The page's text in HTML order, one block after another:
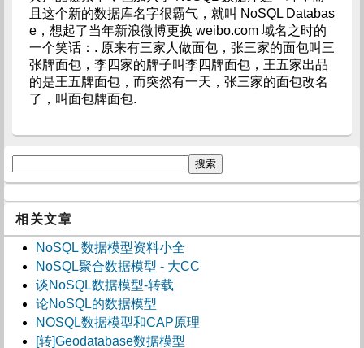
且这个新的数据库名字很霸气，就叫 NoSQL Databas
e，想起了当年新浪微博更换 weibo.com 域名之时的
一个笑话：. 原来有三家人做面包，张三家的面包叫三
张牌面包，李四家的牌子叫李四牌面包，王五家出品
的是王五牌面包，而突然有一天，张三家的面包改名
了，叫面包牌面包.
相关文章
NoSQL 数据模型资料小全
NoSQL聚合数据模型 - 大CC
谈NoSQL数据模型-转载
论NoSQL的数据模型
NOSQL数据模型和CAP原理
[转]Geodatabase数据模型